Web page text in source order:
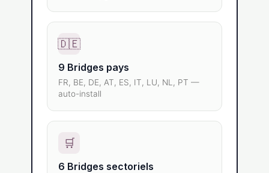
🇩🇪
9 Bridges pays
FR, BE, DE, AT, ES, IT, LU, NL, PT —
auto-install
🛒
6 Bridges sectoriels